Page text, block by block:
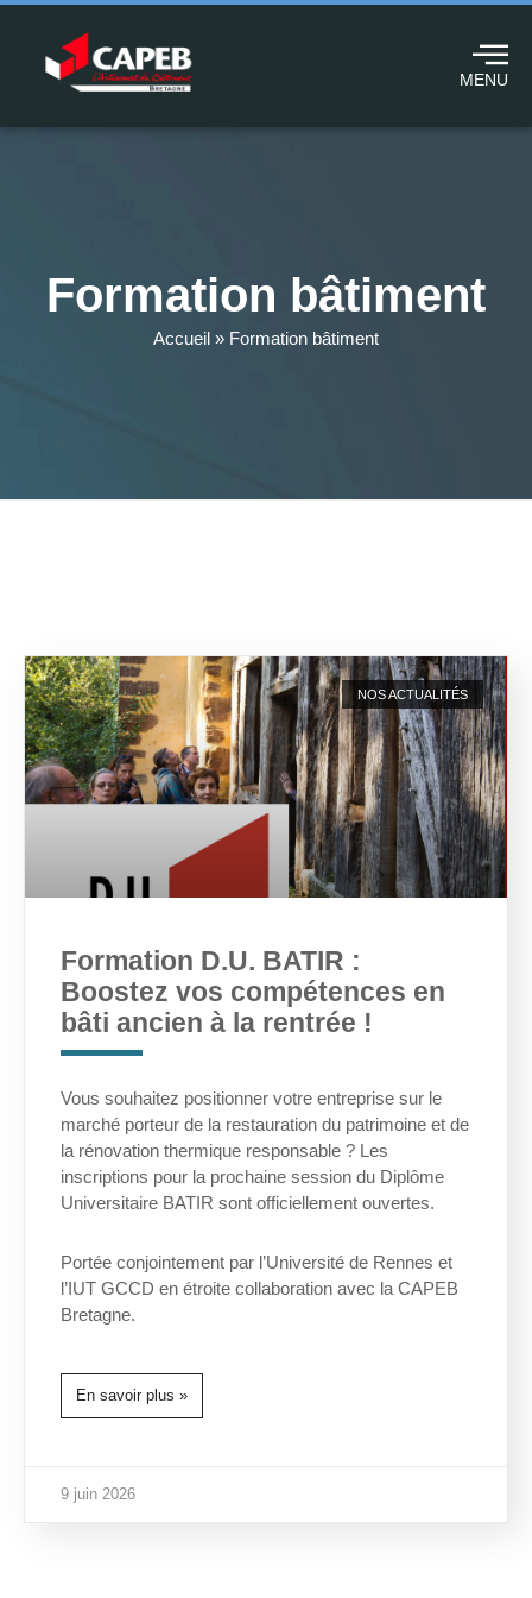
MENU
Formation bâtiment
Accueil » Formation bâtiment
NOS ACTUALITÉS
Formation D.U. BATIR :
Boostez vos compétences en
bâti ancien à la rentrée !
Vous souhaitez positionner votre entreprise sur le
marché porteur de la restauration du patrimoine et de
la rénovation thermique responsable ? Les
inscriptions pour la prochaine session du Diplôme
Universitaire BATIR sont officiellement ouvertes.
Portée conjointement par l’Université de Rennes et
l’IUT GCCD en étroite collaboration avec la CAPEB
Bretagne.
En savoir plus »
9 juin 2026